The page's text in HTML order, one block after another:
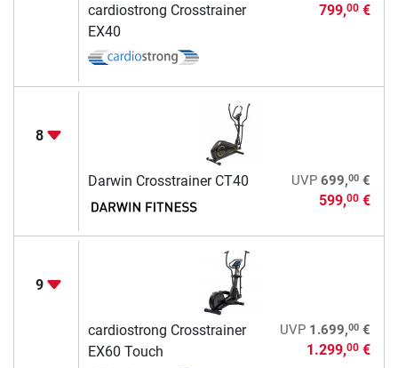
cardiostrong Crosstrainer
EX40
799,00€
8
Darwin Crosstrainer CT40 UVP 699,00€
599,00€
9
cardiostrong Crosstrainer
EX60 Touch
UVP 1.699,00€
1.299,00€